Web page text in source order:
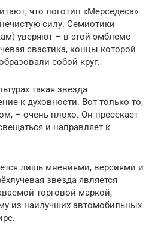
что логотип «Мерседеса»
силу. Семиотики
уверяют – в этой эмблеме
свастика, концы которой
собой круг.
такая звезда
к духовности. Вот только то,
– очень плохо. Он пресекает
и направляет к
лишь мнениями, версиями и
звезда является
торговой маркой,
из наилучших автомобильных